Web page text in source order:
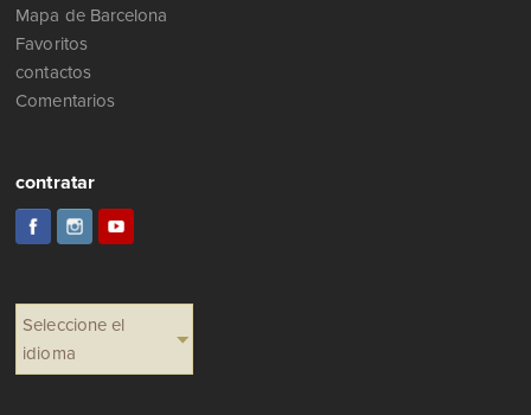
Mapa de Barcelona
Favoritos
contactos
Comentarios
contratar
Seleccione el
idioma